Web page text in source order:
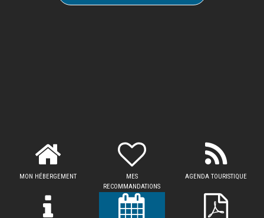
MON HÉBERGEMENT
MES
RECOMMANDATIONS
AGENDA TOURISTIQUE